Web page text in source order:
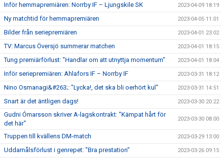
Inför hemmapremiären: Norrby IF – Ljungskile SK 2023-04-09 18:19
Ny matchtid för hemmapremiären 2023-04-05 11:01
Bilder från seriepremiären 2023-04-01 23:02
TV: Marcus Översjö summerar matchen 2023-04-01 18:15
Tung premiärförlust: "Handlar om att utnyttja momentum" 2023-04-01 18:04
Inför seriepremiären: Ahlafors IF – Norrby IF 2023-03-31 18:12
Nino Osmanagi&#263;: "Lycka!, det ska bli oerhört kul" 2023-03-31 14:51
Snart är det äntligen dags! 2023-03-30 20:22
Gudni Ómarsson skriver A-lagskontrakt: "Kämpat hårt för
det här"
2023-03-30 08:00
Truppen till kvällens DM-match 2023-03-29 13:00
Uddamålsförlust i genrepet: "Bra prestation" 2023-03-26 09:15